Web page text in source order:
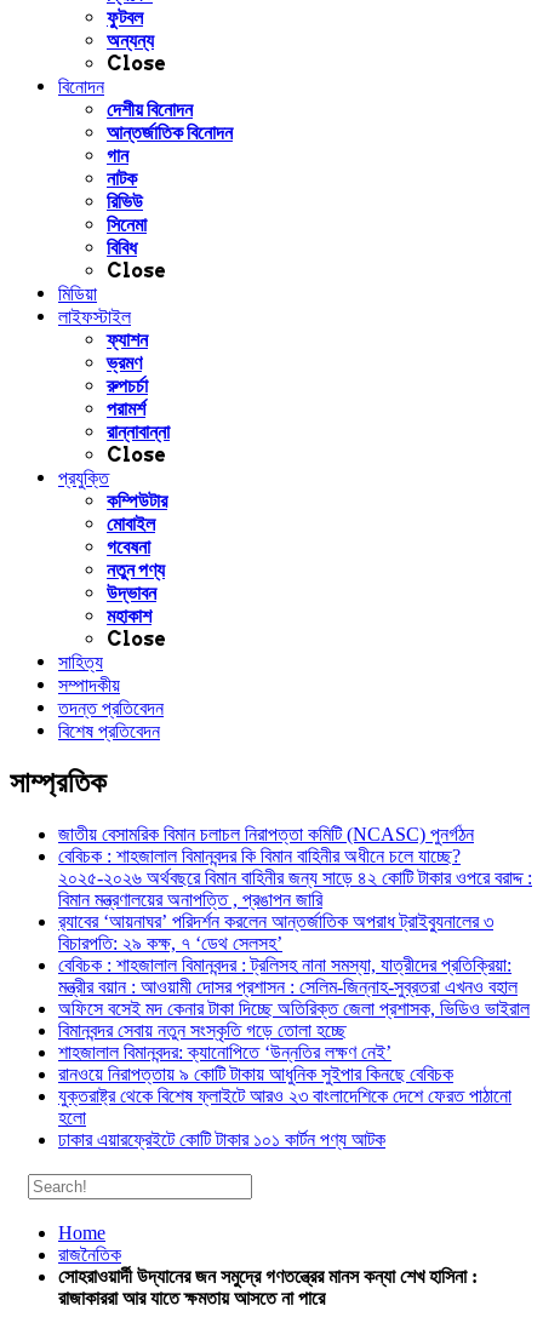
ফুটবল
অন্যন্য
Close
বিনোদন
দেশীয় বিনোদন
আন্তর্জাতিক বিনোদন
গান
নাটক
রিভিউ
সিনেমা
বিবিধ
Close
মিডিয়া
লাইফস্টাইল
ফ্যাশন
ভ্রমণ
রুপচর্চা
পরামর্শ
রান্নাবান্না
Close
প্রযুক্তি
কম্পিউটার
মোবাইল
গবেষনা
নতুন পণ্য
উদ্ভাবন
মহাকাশ
Close
সাহিত্য
সম্পাদকীয়
তদন্ত প্রতিবেদন
বিশেষ প্রতিবেদন
সাম্প্রতিক
জাতীয় বেসামরিক বিমান চলাচল নিরাপত্তা কমিটি (NCASC) পুনর্গঠন
বেবিচক : শাহজালাল বিমানবন্দর কি বিমান বাহিনীর অধীনে চলে যাচ্ছে?
২০২৫-২০২৬ অর্থবছরে বিমান বাহিনীর জন্য সাড়ে ৪২ কোটি টাকার ওপরে বরাদ্দ :
বিমান মন্ত্রণালয়ের অনাপত্তি , প্রঙাপন জারি
র‍্যাবের ‘আয়নাঘর’ পরিদর্শন করলেন আন্তর্জাতিক অপরাধ ট্রাইব্যুনালের ৩
বিচারপতি: ২৯ কক্ষ, ৭ ‘ডেথ সেলসহ’
বেবিচক : শাহজালাল বিমানবন্দর : ট্রলিসহ নানা সমস্যা, যাত্রীদের প্রতিক্রিয়া:
মন্ত্রীর বয়ান : আওয়ামী দোসর প্রশাসন : সেলিম-জিন্নাহ-সুব্রতরা এখনও বহাল
অফিসে বসেই মদ কেনার টাকা দিচ্ছে অতিরিক্ত জেলা প্রশাসক, ভিডিও ভাইরাল
বিমানবন্দর সেবায় নতুন সংস্কৃতি গড়ে তোলা হচ্ছে
শাহজালাল বিমানবন্দর: ক্যানোপিতে ‘উন্নতির লক্ষণ নেই’
রানওয়ে নিরাপত্তায় ৯ কোটি টাকায় আধুনিক সুইপার কিনছে বেবিচক
যুক্তরাষ্ট্র থেকে বিশেষ ফ্লাইটে আরও ২৩ বাংলাদেশিকে দেশে ফেরত পাঠানো
হলো
ঢাকার এয়ারফ্রেইটে কোটি টাকার ১০১ কার্টন পণ্য আটক
Home
রাজনৈতিক
সোহরাওয়ার্দী উদ্যানের জন সমুদ্রে গণতন্ত্রের মানস কন্যা শেখ হাসিনা :
রাজাকাররা আর যাতে ক্ষমতায় আসতে না পারে